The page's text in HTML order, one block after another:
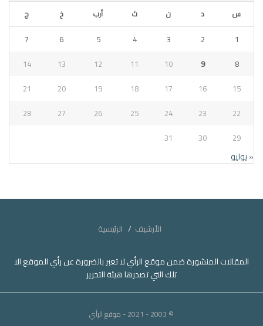
س د ن ث أرب خ ج
1
2
3
4
5
6
7
8
9
10
11
12
13
14
15
16
17
18
19
20
21
22
23
24
25
26
27
28
29
30
31
« يوليو
الأرشيف الرئيسية
المقالات المنشورة ضمن موقع الرأي لا تعبر بالضرورة عن رأي الموقع الا
تلك التي تصدرها هيئة التحرير
© 2003 - 2021 - موقع الرأي